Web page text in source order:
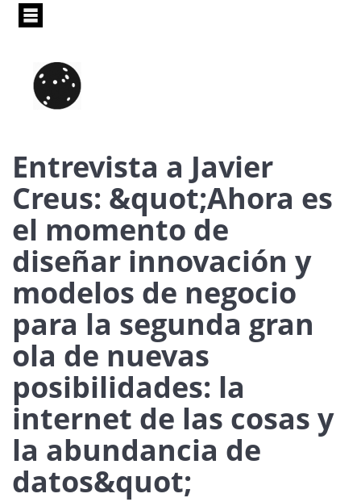
Pasar
principal
Entrevista a Javier
Creus: &quot;Ahora es
el momento de
diseñar innovación y
modelos de negocio
para la segunda gran
ola de nuevas
posibilidades: la
internet de las cosas y
la abundancia de
datos&quot;